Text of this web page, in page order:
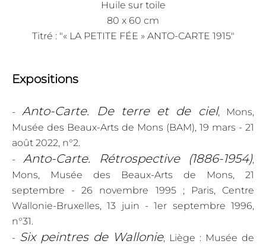
Huile sur toile
80 x 60 cm
Titré : "« LA PETITE FÉE » ANTO-CARTE 1915"
Expositions
-Anto-Carte. De terre et de ciel, Mons,
Musée des Beaux-Arts de Mons (BAM), 19 mars - 21
août 2022, n°2.
-Anto-Carte. Rétrospective (1886-1954),
Mons, Musée des Beaux-Arts de Mons, 21
septembre - 26 novembre 1995 ; Paris, Centre
Wallonie-Bruxelles, 13 juin - 1er septembre 1996,
n°31.
- Six peintres de Wallonie, Liège : Musée de